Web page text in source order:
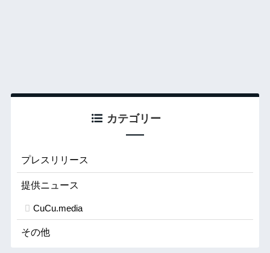
カテゴリー
プレスリリース
提供ニュース
CuCu.media
その他